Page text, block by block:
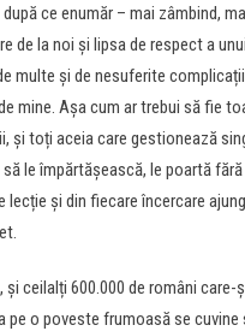
ce enumăr – mai zâmbind,
de la noi și lipsa de respect a
multe și de nesuferite
mine. Așa cum ar trebui să fie
și toți aceia care gestionează
să le împărtășească, le poartă
și din fiecare încercare
ceilalți 600.000 de români
o poveste frumoasă se